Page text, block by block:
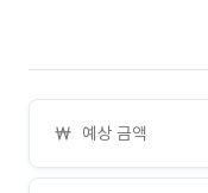
예상 금액